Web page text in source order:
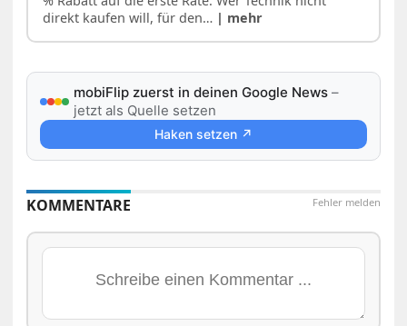
direkt kaufen will, für den… | mehr
mobiFlip zuerst in deinen Google News –
jetzt als Quelle setzen
Haken setzen ↗
Fehler melden
KOMMENTARE